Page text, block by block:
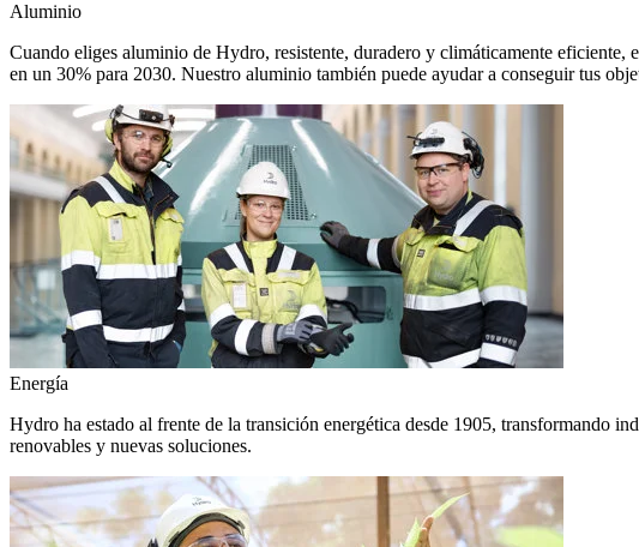
Aluminio
Cuando eliges aluminio de Hydro, resistente, duradero y climáticamente eficiente,
en un 30% para 2030. Nuestro aluminio también puede ayudar a conseguir tus
Energía
Hydro ha estado al frente de la transición energética desde 1905, transformando
renovables y nuevas soluciones.